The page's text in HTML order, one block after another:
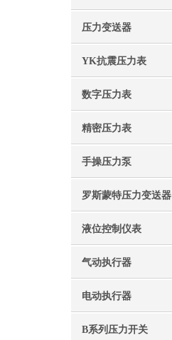
压力变送器
YK抗震压力表
数字压力表
精密压力表
手操压力泵
罗斯蒙特压力变送器
液位控制仪表
气动执行器
电动执行器
B系列压力开关